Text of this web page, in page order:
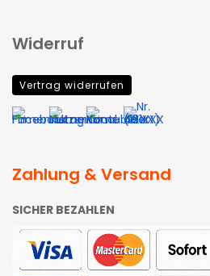
Widerruf
Vertrag widerrufen
Zahlung & Versand
SICHER BEZAHLEN